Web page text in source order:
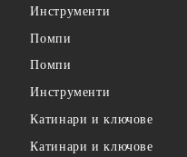
Инструменти
Помпи
Помпи
Инструменти
Катинари и ключове
Катинари и ключове